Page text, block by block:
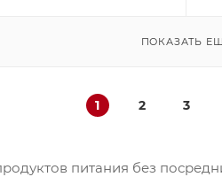
ПОКАЗАТЬ
1 2 3
питания без